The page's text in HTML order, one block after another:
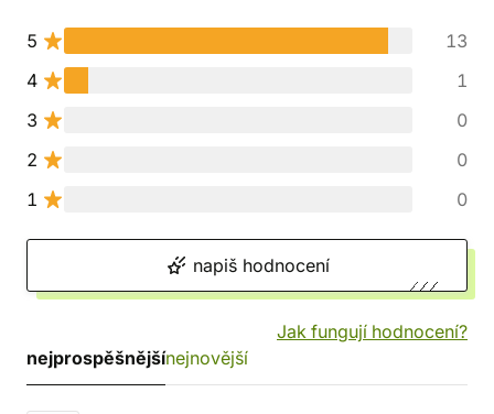
5
13
4
1
3
0
2
0
1
0
napiš hodnocení
Jak fungují hodnocení?
nejprospěšnějšínejnovější